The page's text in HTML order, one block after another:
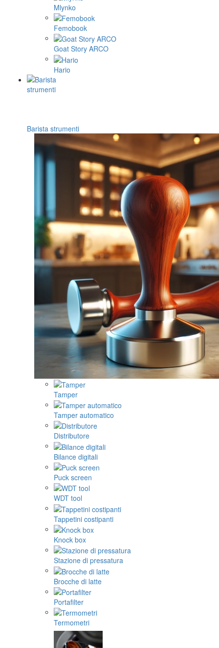
Mlynko
Femobook
Goat Story ARCO
Hario
Barista strumenti
Tamper
Tamper automatico
Distributore
Bilance digitali
Puck screen
WDT tool
Tappetini costipanti
Knock box
Stazione di pressatura
Brocche di latte
Portafilter
Termometri